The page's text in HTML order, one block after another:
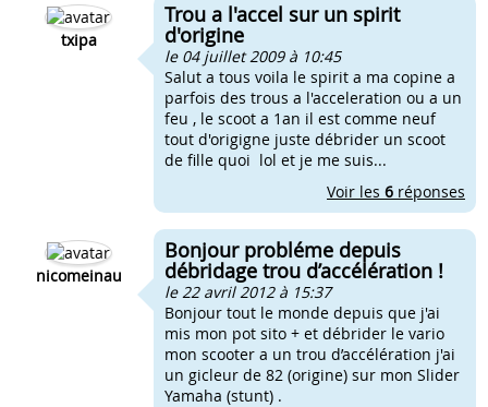
txipa
Trou a l'accel sur un spirit
d'origine
le 04 juillet 2009 à 10:45
Salut a tous voila le spirit a ma copine a
parfois des trous a l'acceleration ou a un
feu , le scoot a 1an il est comme neuf
tout d'origigne juste débrider un scoot
de fille quoi lol et je me suis...
Voir les 6 réponses
nicomeinau
Bonjour probléme depuis
débridage trou d’accélération !
le 22 avril 2012 à 15:37
Bonjour tout le monde depuis que j'ai
mis mon pot sito + et débrider le vario
mon scooter a un trou d’accélération j'ai
un gicleur de 82 (origine) sur mon Slider
Yamaha (stunt) .